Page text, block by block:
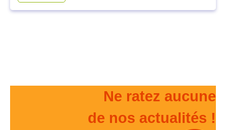
Ne ratez aucune
de nos actualités !